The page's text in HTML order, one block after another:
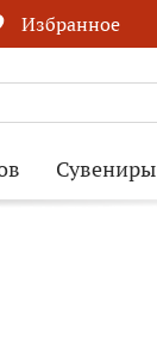
Избранное
Сувениры